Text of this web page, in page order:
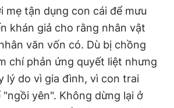
mẹ tận dụng con cái để mưu
khán giả cho rằng nhân vật
văn vốn có. Dù bị chồng
chí phản ứng quyết liệt nhưng
lý do vì gia đình, vì con trai
yên". Không dừng lại ở